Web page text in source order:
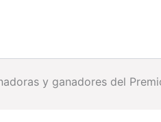
y ganadores del